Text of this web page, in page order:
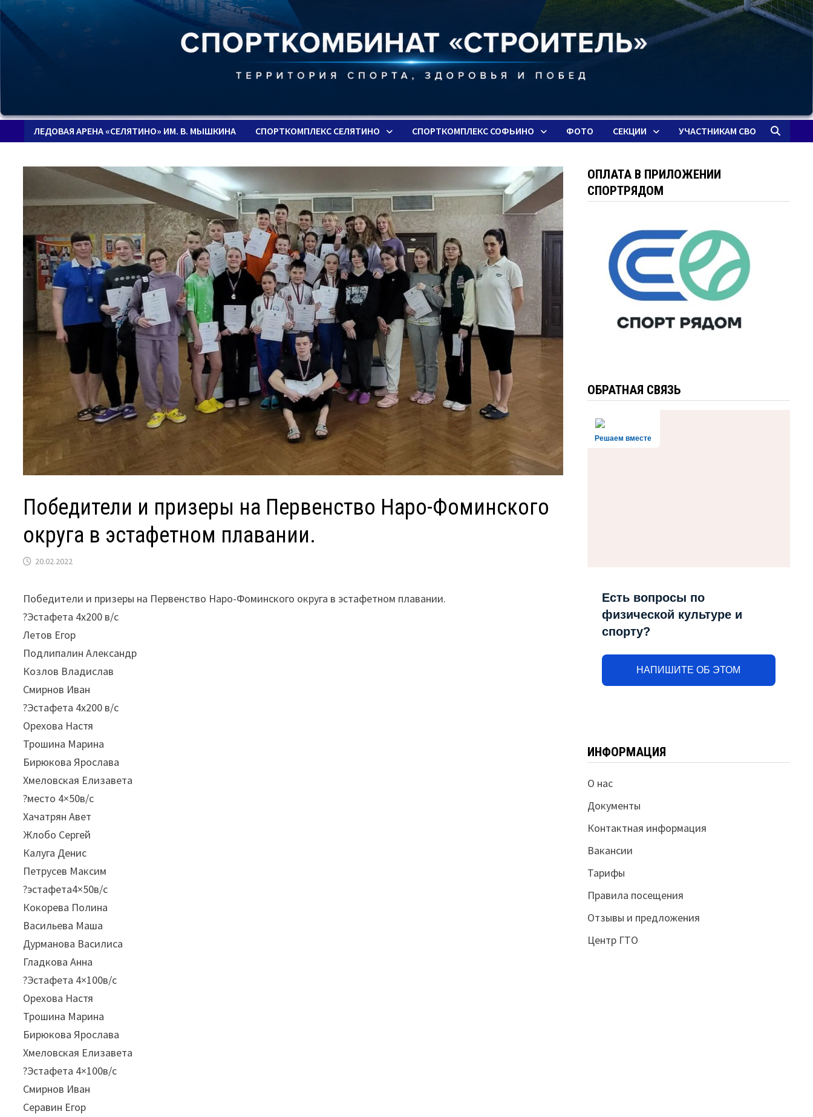
ЛЕДОВАЯ АРЕНА «СЕЛЯТИНО» ИМ. В. МЫШКИНА СПОРТКОМПЛЕКС СЕЛЯТИНО СПОРТКОМПЛЕКС СОФЬИНО ФОТО СЕКЦИИ УЧАСТНИКАМ СВО
Победители и призеры на Первенство Наро-Фоминского
округа в эстафетном плавании.
20.02.2022
Победители и призеры на Первенство Наро-Фоминского округа в эстафетном плавании.
?Эстафета 4х200 в/с
Летов Егор
Подлипалин Александр
Козлов Владислав
Смирнов Иван
?Эстафета 4х200 в/с
Орехова Настя
Трошина Марина
Бирюкова Ярослава
Хмеловская Елизавета
?место 4×50в/с
Хачатрян Авет
Жлобо Сергей
Калуга Денис
Петрусев Максим
?эстафета4×50в/с
Кокорева Полина
Васильева Маша
Дурманова Василиса
Гладкова Анна
?Эстафета 4×100в/с
Орехова Настя
Трошина Марина
Бирюкова Ярослава
Хмеловская Елизавета
?Эстафета 4×100в/с
Смирнов Иван
Серавин Егор
ОПЛАТА В ПРИЛОЖЕНИИ
СПОРТРЯДОМ
ОБРАТНАЯ СВЯЗЬ
Решаем вместе
Есть вопросы по
физической культуре и
спорту?
НАПИШИТЕ ОБ ЭТОМ
ИНФОРМАЦИЯ
О нас
Документы
Контактная информация
Вакансии
Тарифы
Правила посещения
Отзывы и предложения
Центр ГТО